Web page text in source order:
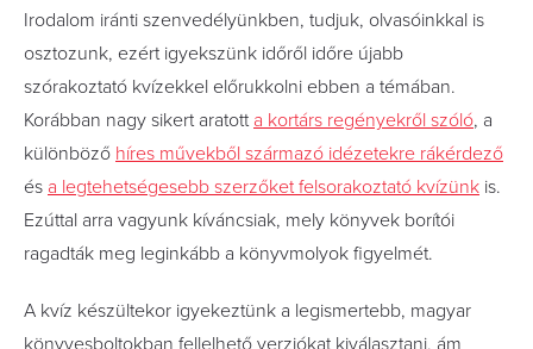
Irodalom iránti szenvedélyünkben, tudjuk, olvasóinkkal is
osztozunk, ezért igyekszünk időről időre újabb
szórakoztató kvízekkel előrukkolni ebben a témában.
Korábban nagy sikert aratott a kortárs regényekről szóló, a
különböző híres művekből származó idézetekre rákérdező
és a legtehetségesebb szerzőket felsorakoztató kvízünk is.
Ezúttal arra vagyunk kíváncsiak, mely könyvek borítói
ragadták meg leginkább a könyvmolyok figyelmét.
A kvíz készültekor igyekeztünk a legismertebb, magyar
könyvesboltokban fellelhető verziókat kiválasztani, ám